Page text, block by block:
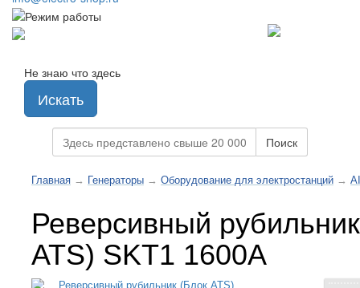
Не знаю что здесь
Искать
Поиск
Главная → Генераторы → Оборудование для электростанций →
Реверсивный
ATS) SKT1 1600A